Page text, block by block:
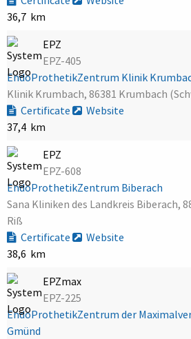
36,7 km
EPZ
EPZ-405
EndoProthetikZentrum Klinik
Klinik Krumbach, 86381 Krumbach
Certificate
Website
37,4 km
EPZ
EPZ-608
EndoProthetikZentrum Biberach
Sana Kliniken des Landkreis Biberach,
Riß
Certificate
Website
38,6 km
EPZmax
EPZ-225
EndoProthetikZentrum der
Gmünd